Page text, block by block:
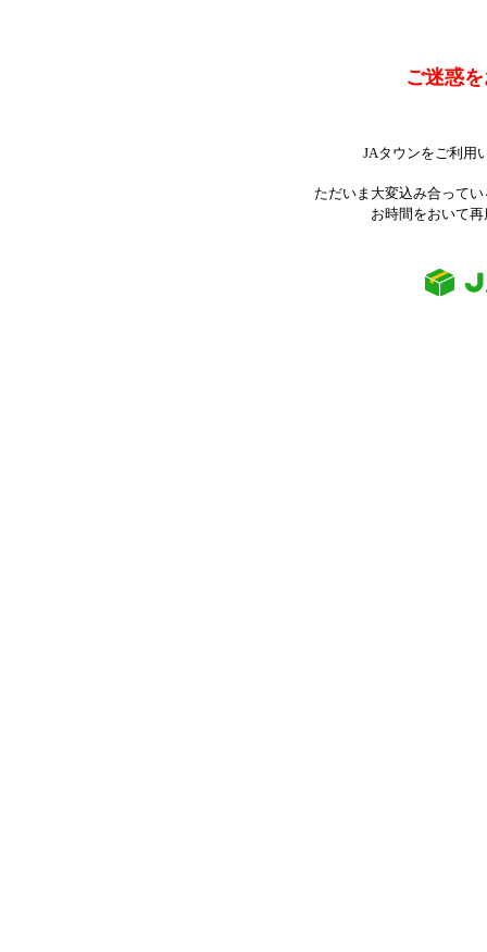
ご迷惑
JAタウンをご利用
ただいま大変込み合って
お時間をおいて